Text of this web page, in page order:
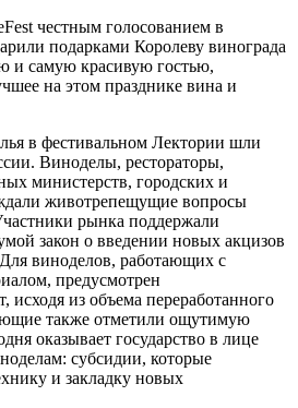
честным голосованием в
подарками Королеву винограда
и самую красивую гостью,
на этом празднике вина и
в фестивальном Лектории шли
Виноделы, рестораторы,
министерств, городских и
животрепещущие вопросы
рынка поддержали
закон о введении новых акцизов
виноделов, работающих с
предусмотрен
из объема переработанного
также отметили ощутимую
оказывает государство в лице
субсидии, которые
и закладку новых